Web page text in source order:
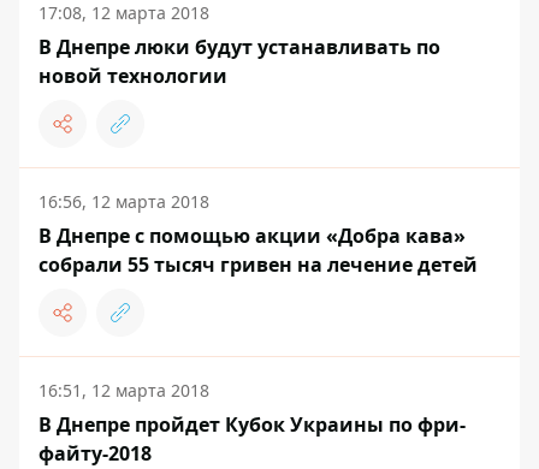
17:08, 12 марта 2018
В Днепре люки будут устанавливать по
новой технологии
16:56, 12 марта 2018
В Днепре с помощью акции «Добра кава»
собрали 55 тысяч гривен на лечение детей
16:51, 12 марта 2018
В Днепре пройдет Кубок Украины по фри-
файту-2018